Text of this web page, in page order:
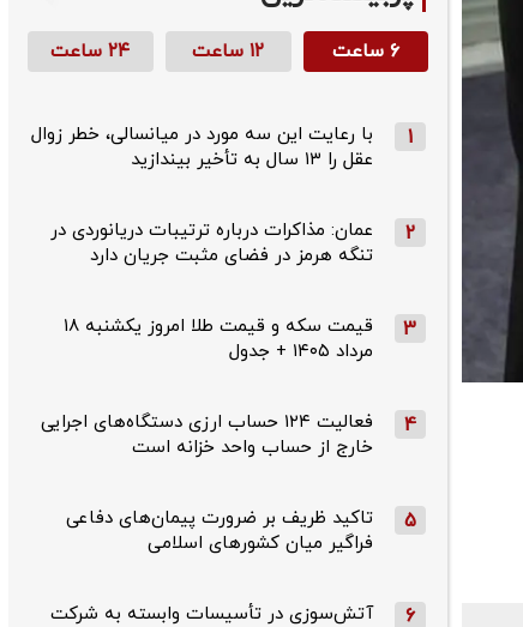
۶ ساعت ۱۲ ساعت ۲۴ ساعت
1
با رعایت این سه مورد در میانسالی، خطر زوال
عقل را ۱۳ سال به تأخیر بیندازید
2
عمان: مذاکرات درباره ترتیبات دریانوردی در
تنگه هرمز در فضای مثبت جریان دارد
3
قیمت سکه و قیمت طلا امروز یکشنبه ۱۸
مرداد ۱۴۰۵ + جدول
4
فعالیت ۱۲۴ حساب ارزی دستگاه‌های اجرایی
خارج از حساب واحد خزانه است
5
تاکید ظریف بر ضرورت پیمان‌های دفاعی
فراگیر میان کشورهای اسلامی
6
آتش‌سوزی در تأسیسات وابسته به شرکت